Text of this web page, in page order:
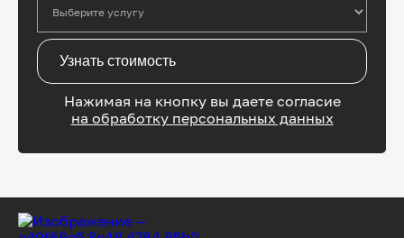
Узнать стоимость
Нажимая на кнопку вы даете согласие
на обработку персональных данных